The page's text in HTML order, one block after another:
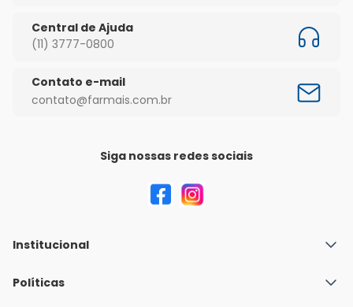
Central de Ajuda
(11) 3777-0800
Contato e-mail
contato@farmais.com.br
Siga nossas redes sociais
Institucional
Quem Somos
Políticas